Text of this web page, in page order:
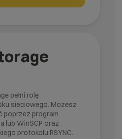
pełni rolę
sieciowego. Możesz
poprzez program
lub WinSCP oraz
protokołu RSYNC.